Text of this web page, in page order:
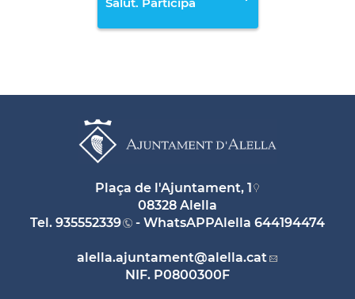
Plaça de l'Ajuntament, 1
08328 Alella
Tel. 935552339 - WhatsAPPAlella 644194474
alella.ajuntament@alella.cat
NIF. P0800300F